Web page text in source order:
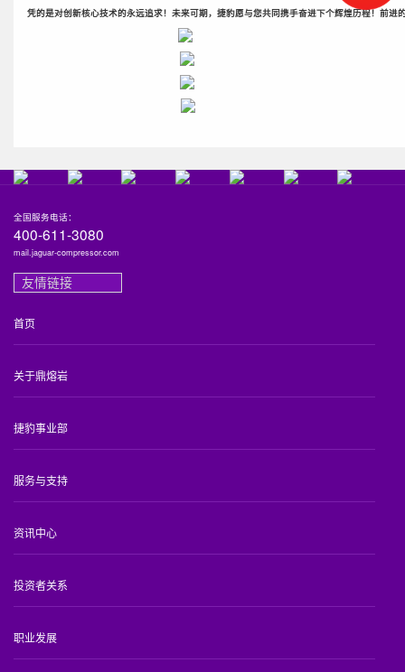
凭的是对创新核心技术的永远追求！ 未来可期，捷豹愿与您共同携手奋进下个辉煌历程！ 前进
全国服务电话：
400-611-3080
mail.jaguar-compressor.com
友情链接
首页
关于鼎熔岩
捷豹事业部
服务与支持
资讯中心
投资者关系
职业发展